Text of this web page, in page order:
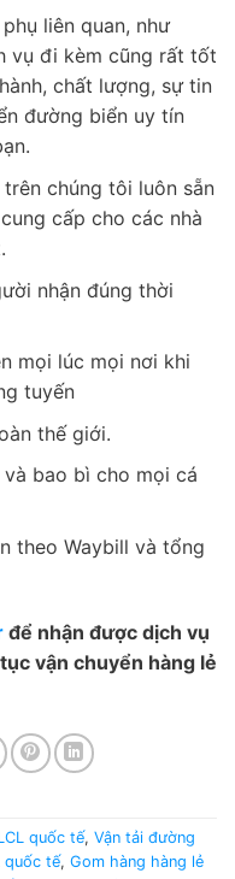
liên quan, như
vụ đi kèm cũng rất tốt
chất lượng, sự tin
đường biển uy tín
chúng tôi luôn sẵn
cấp cho các nhà
nhận đúng thời
mọi lúc mọi nơi khi
tuyến
thế giới.
bao bì cho mọi cá
theo Waybill và tổng
để nhận được dịch vụ
vận chuyển hàng lẻ
quốc tế, Vận tải đường
quốc tế, Gom hàng hàng lẻ